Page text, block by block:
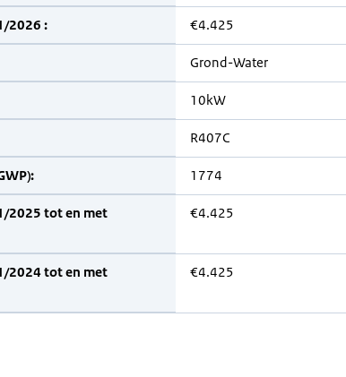
2026 : €4.425
Grond-Water
10kW
R407C
1774
2025 tot en met
€4.425
2024 tot en met
€4.425